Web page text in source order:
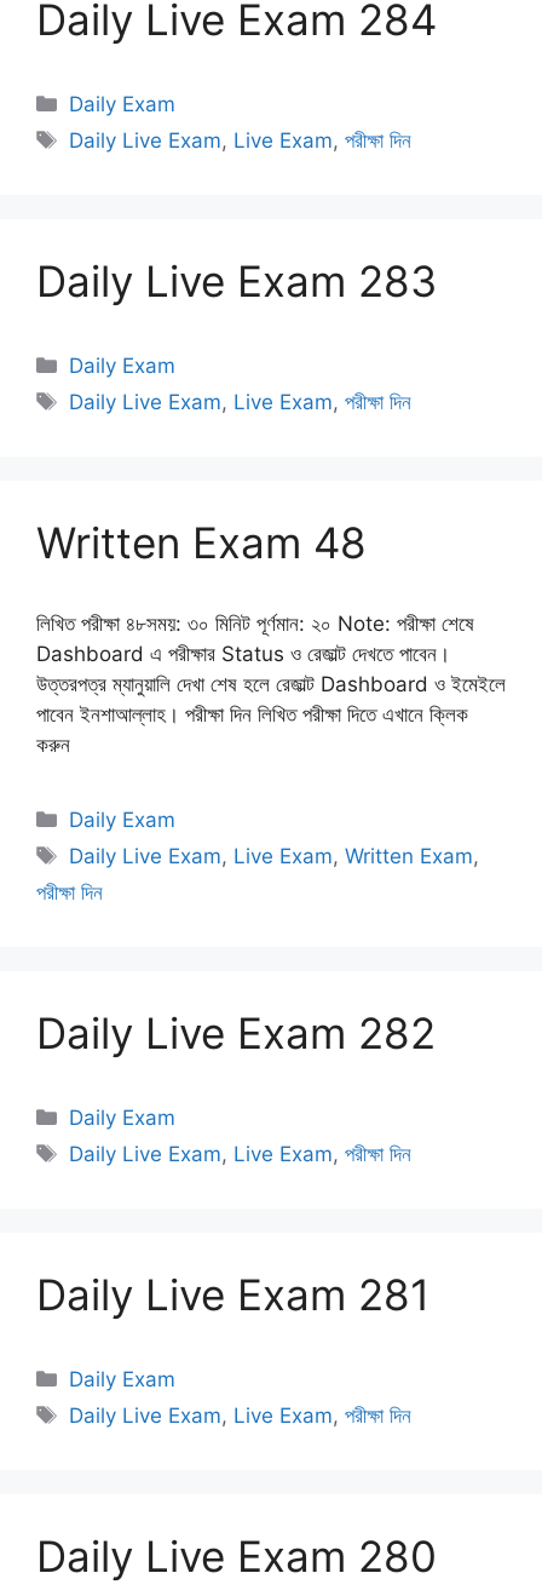
Daily Live Exam 284
Categories
Daily Exam
Tags
Daily Live Exam, Live Exam,পরীক্ষা দিন
Daily Live Exam 283
Categories
Daily Exam
Tags
Daily Live Exam, Live Exam,পরীক্ষা দিন
Written Exam 48
লিখিত পরীক্ষা ৪৮সময়: ৩০ মিনিট পূর্ণমান: ২০ Note: পরীক্ষা শেষে
Dashboard এ পরীক্ষার Status ও রেজাল্ট দেখতে পাবেন।
উত্তরপত্র ম্যানুয়ালি দেখা শেষ হলে রেজাল্ট Dashboard ও ইমেইলে
পাবেন ইনশাআল্লাহ। পরীক্ষা দিন লিখিত পরীক্ষা দিতে এখানে ক্লিক
করুন
Categories
Daily Exam
Tags
Daily Live Exam, Live Exam,Written Exam,
পরীক্ষা দিন
Daily Live Exam 282
Categories
Daily Exam
Tags
Daily Live Exam, Live Exam,পরীক্ষা দিন
Daily Live Exam 281
Categories
Daily Exam
Tags
Daily Live Exam, Live Exam,পরীক্ষা দিন
Daily Live Exam 280